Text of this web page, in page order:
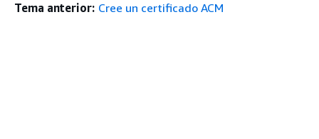
Tema anterior: Cree un certificado ACM